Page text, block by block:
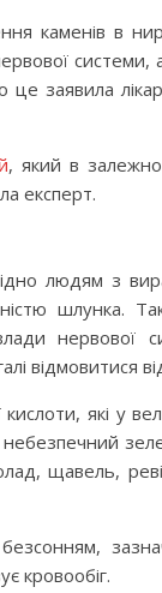
каменів в
заявила
, який в
експерт.
людям з
шлунка.
нервової
відмовитися
які у
щавель,
кровообіг.